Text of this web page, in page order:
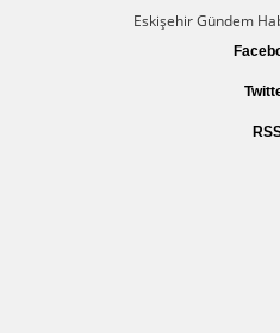
Eskişehir Gündem